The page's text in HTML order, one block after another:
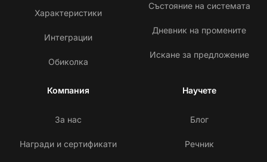
Характеристики
Интеграции
Обиколка
Състояние на системата
Дневник на промените
Искане за предложение
Компания
За нас
Награди и сертификати
Научете
Блог
Речник